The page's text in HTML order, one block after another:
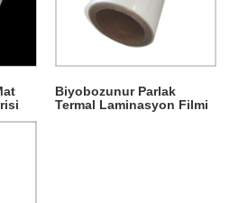
Biyobozunur Parlak
Termal Laminasyon Filmi